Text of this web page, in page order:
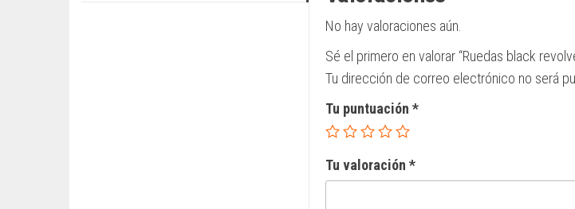
No hay valoraciones aún.
Sé el primero en valorar “Ruedas black
Tu dirección de correo electrónico no será
Tu puntuación *
Tu valoración *